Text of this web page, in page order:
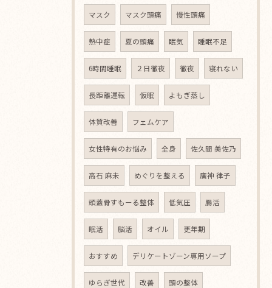
マスク マスク頭痛 慢性頭痛
熱中症 夏の頭痛 眠気 睡眠不足
6時間睡眠 ２日徹夜 徹夜 寝れない
長距離運転 仮眠 よもぎ蒸し
体質改善 フェムケア
女性特有のお悩み 全身 佐久間 美佐乃
高石 麻未 めぐりを整える 廣神 律子
頭蓋骨すもーる整体 低気圧 腸活
眠活 脳活 オイル 更年期
おすすめ デリケートゾーン専用ソープ
ゆらぎ世代 改善 頭の整体